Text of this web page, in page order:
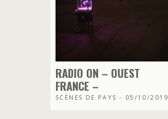
RADIO ON – OUEST
FRANCE –
SCÈNES DE PAYS - 05/10/2019